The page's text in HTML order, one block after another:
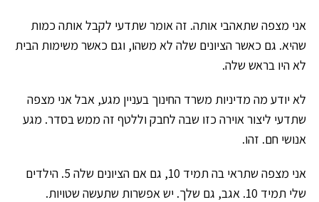
אני מצפה שתאהבי אותה. זה אומר שתדעי לקבל אותה כמות
שהיא. גם כאשר הציונים שלה לא משהו, וגם כאשר משימות הבית
לא היו בראש שלה.
לא יודע מה מדיניות משרד החינוך בעניין מגע, אבל אני מצפה
שתדעי ליצור אוירה כזו שבה לחבק וללטף זה ממש בסדר. מגע
אנושי חם. זהו.
אני מצפה שתראי בה תמיד 10, גם אם הציונים שלה 5. הילדים
שלי תמיד 10. אגב, גם שלך. יש אפשרות שתעשה שטויות.